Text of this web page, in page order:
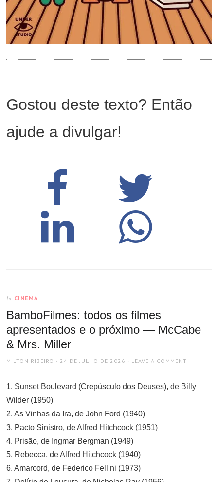
Gostou deste texto? Então
ajude a divulgar!
In CINEMA
BamboFilmes: todos os filmes
apresentados e o próximo — McCabe
& Mrs. Miller
AUTHOR
MILTON RIBEIRO
POSTED
24 DE JULHO DE 2026 LEAVE A COMMENT
1. Sunset Boulevard (Crepúsculo dos Deuses), de Billy
Wilder (1950)
2. As Vinhas da Ira, de John Ford (1940)
3. Pacto Sinistro, de Alfred Hitchcock (1951)
4. Prisão, de Ingmar Bergman (1949)
5. Rebecca, de Alfred Hitchcock (1940)
6. Amarcord, de Federico Fellini (1973)